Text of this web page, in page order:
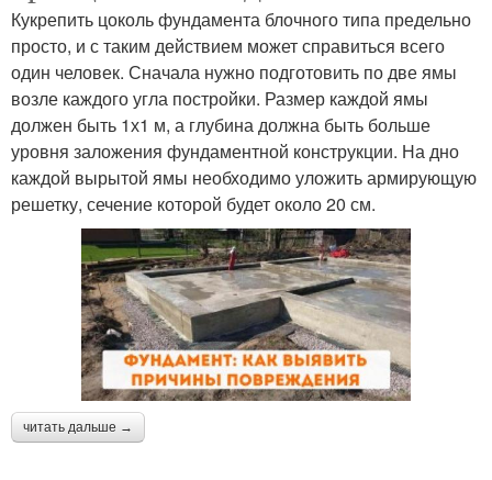
Кукрепить цоколь фундамента блочного типа предельно
просто, и с таким действием может справиться всего
один человек. Сначала нужно подготовить по две ямы
возле каждого угла постройки. Размер каждой ямы
должен быть 1х1 м, а глубина должна быть больше
уровня заложения фундаментной конструкции. На дно
каждой вырытой ямы необходимо уложить армирующую
решетку, сечение которой будет около 20 см.
читать дальше →